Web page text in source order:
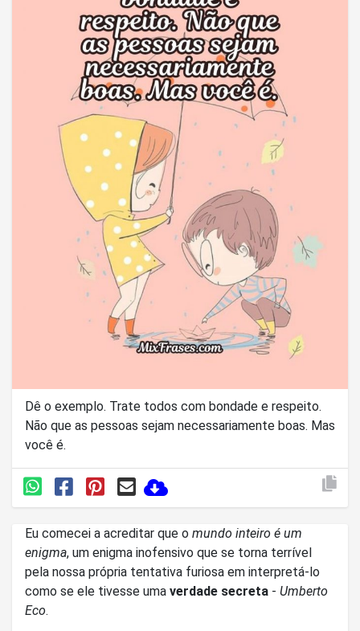
Dê o exemplo. Trate todos com bondade e respeito.
Não que as pessoas sejam necessariamente boas. Mas
você é.
Eu comecei a acreditar que o mundo inteiro é um
enigma, um enigma inofensivo que se torna terrível
pela nossa própria tentativa furiosa em interpretá-lo
como se ele tivesse uma verdade secreta - Umberto
Eco.